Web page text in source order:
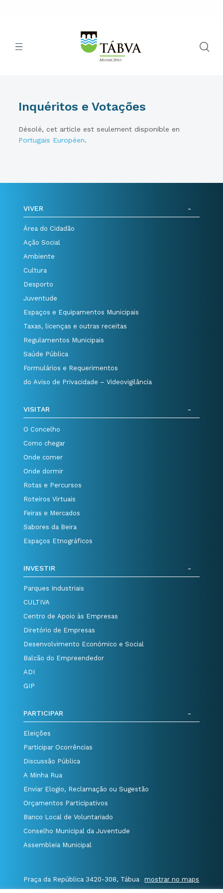
Inquéritos e Votações
Désolé, cet article est seulement disponible en
Portugais Européen.
VIVER
Área do Cidadão
Ação Social
Ambiente
Cultura
Desporto
Juventude
Espaços e Equipamentos Municipais
Taxas, licenças e outras receitas
Regulamentos Municipais
Saúde Pública
Formulários e Requerimentos
do Aviso de Privacidade – Videovigilância
VISITAR
O Concelho
Como chegar
Onde comer
Onde dormir
Rotas e Percursos
Roteiros Virtuais
Feiras e Mercados
Sabores da Beira
Espaços Etnográficos
INVESTIR
Parques Industriais
CULTIVA
Centro de Apoio às Empresas
Diretório de Empresas
Desenvolvimento Económico e Social
Balcão do Empreendedor
ADI
GIP
PARTICIPAR
Eleições
Participar Ocorrências
Discussão Pública
A Minha Rua
Enviar Elogio, Reclamação ou Sugestão
Orçamentos Participativos
Banco Local de Voluntariado
Conselho Municipal da Juventude
Assembleia Municipal
Praça da República 3420-308, Tábua mostrar no maps